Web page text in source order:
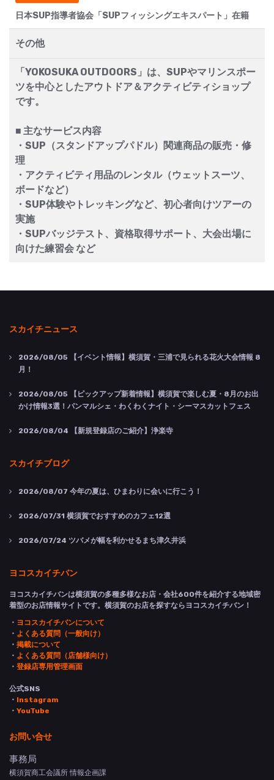
日本SUP指導者協会「SUPフィッシングエキスパート」在籍
その他
「YOKOSUKA OUTDOORS」は、SUPやマリンスポー
ツを中心としたアウトドア＆アクティビティショップ
です。
■ 主なサービス内容
・SUP（スタンドアップパドル）関連商品の販売・修
理
・アクティビティ用品のレンタル（ウェットスーツ、
ボードなど）
・SUP体験やトレッキングなど、初心者向けツアーの
実施
・SUPバッジテスト、資格取得サポート、大会出場に
向けた練習会 など
スカイチニュース
2026/08/05 【イベント情報】横須賀・三浦で見られる花火大会情報 8
月！
2026/08/05 【ピックアップ新着情報】横須賀で楽しむ夏・8月のお出
かけ情報3選！パンマルシェ・わくわくナイト・シーマスカットフェス
2026/08/04 【新規登録店のご紹介】浄楽寺
スカイチブログ
2026/08/07 今年の夏は、ひまわりに会いに行こう！
2026/07/31 横須賀でおすすめのカフェ12選
2026/07/24 ツバメが幅を利かせるまち津久井浜
ヨコスカイチバン
ヨコスカイチバンは横須賀の多種多様なお店・会社600件を紹介する地域密
着型のお店情報サイトです。横須賀のお店を探すならヨコスカイチバン！
・ ヨコスカイチバンについて
・ よくある質問（一般向け）
・ 掲載について
・ よくある質問（店舗様向け）
・ 登録店専用管理画面
公式SNS
・ Instagram
・ YouTube
お問い合せ
事務局
横須賀商工会議所 情報企画課